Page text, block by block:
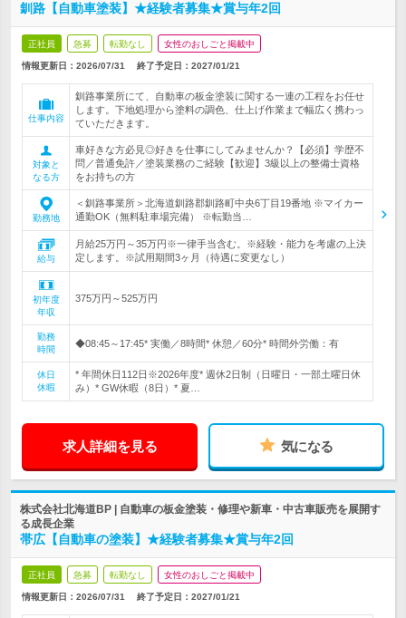
釧路【自動車塗装】★経験者募集★賞与年2回
正社員 急募 転勤なし 女性のおしごと掲載中
情報更新日：2026/07/31 終了予定日： 2027/01/21
仕事内容
釧路事業所にて、自動車の板金塗装に関する一連の工程をお任せ
します。下地処理から塗料の調色、仕上げ作業まで幅広く携わっ
ていただきます。
対象と
なる方
車好きな方必見◎好きを仕事にしてみませんか？【必須】学歴不
問／普通免許／塗装業務のご経験【歓迎】3級以上の整備士資格
をお持ちの方
勤務地
＜釧路事業所＞北海道釧路郡釧路町中央6丁目19番地 ※マイカー
通勤OK（無料駐車場完備） ※転勤当…
給与
月給25万円～35万円※一律手当含む。※経験・能力を考慮の上決
定します。※試用期間3ヶ月（待遇に変更なし）
初年度
年収
375万円～525万円
勤務
時間
◆08:45～17:45* 実働／8時間* 休憩／60分* 時間外労働：有
休日
休暇
* 年間休日112日※2026年度* 週休2日制（日曜日・一部土曜日休
み）* GW休暇（8日）* 夏…
求人詳細を見る 気になる
株式会社北海道BP | 自動車の板金塗装・修理や新車・中古車販売を展開す
る成長企業
帯広【自動車の塗装】★経験者募集★賞与年2回
正社員 急募 転勤なし 女性のおしごと掲載中
情報更新日：2026/07/31 終了予定日： 2027/01/21